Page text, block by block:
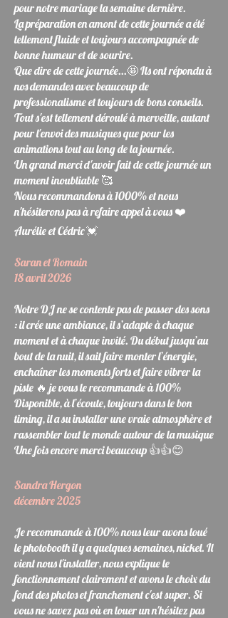
pour notre mariage la semaine dernière.
La préparation en amont de cette journée a été
tellement fluide et toujours accompagnée de
bonne humeur et de sourire.
Que dire de cette journée...🤩 Ils ont répondu à
nos demandes avec beaucoup de
professionalisme et toujours de bons conseils.
Tout s'est tellement déroulé à merveille, autant
pour l'envoi des musiques que pour les
animations tout au long de la journée.
Un grand merci d'avoir fait de cette journée un
moment inoubliable 🥰
Nous recommandons à 1000% et nous
n'hésiterons pas à refaire appel à vous ❤️
Aurélie et Cédric 💓
Saran et Romain
18 avril 2026
Notre DJ ne se contente pas de passer des sons
: il crée une ambiance, il s’adapte à chaque
moment et à chaque invité. Du début jusqu’au
bout de la nuit, il sait faire monter l’énergie,
enchaîner les moments forts et faire vibrer la
piste 🔥 je vous le recommande à 100%
Disponible, à l’écoute, toujours dans le bon
timing, il a su installer une vraie atmosphère et
rassembler tout le monde autour de la musique
Une fois encore merci beaucoup 👍👍😊
Sandra Hergon
décembre 2025
Je recommande à 100% nous leur avons loué
le photobooth il y a quelques semaines, nickel. Il
vient nous l'installer, nous explique le
fonctionnement clairement et avons le choix du
fond des photos et franchement c'est super. Si
vous ne savez pas où en louer un n'hésitez pas